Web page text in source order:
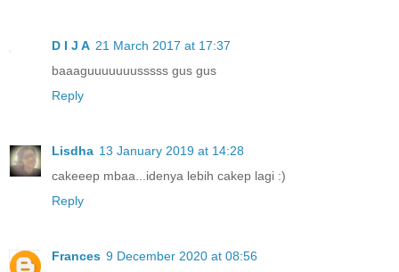
D I J A 21 March 2017 at 17:37
baaaguuuuuuusssss gus gus
Reply
Lisdha 13 January 2019 at 14:28
cakeeep mbaa...idenya lebih cakep lagi :)
Reply
Frances 9 December 2020 at 08:56